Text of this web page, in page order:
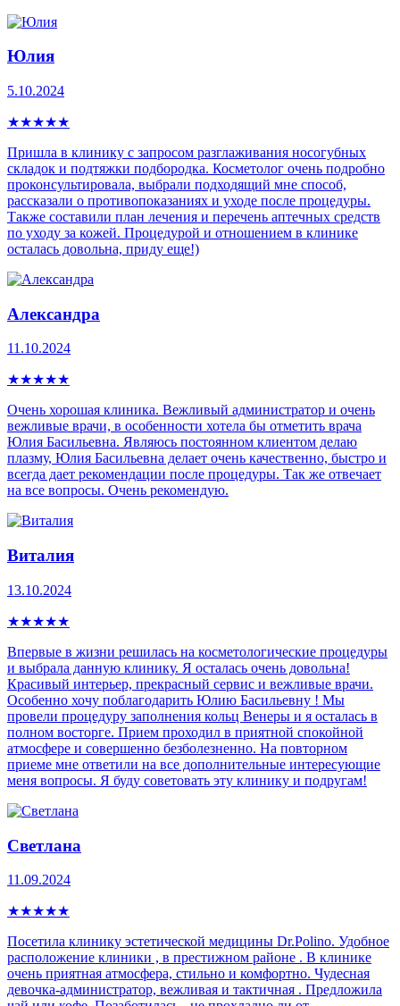
Юлия
5.10.2024
★★★★★
Пришла в клинику с запросом разглаживания носогубных
складок и подтяжки подбородка. Косметолог очень подробно
проконсультировала, выбрали подходящий мне способ,
рассказали о противопоказаниях и уходе после процедуры.
Также составили план лечения и перечень аптечных средств
по уходу за кожей. Процедурой и отношением в клинике
осталась довольна, приду еще!)
Александра
11.10.2024
★★★★★
Очень хорошая клиника. Вежливый администратор и очень
вежливые врачи, в особенности хотела бы отметить врача
Юлия Басильевна. Являюсь постоянном клиентом делаю
плазму, Юлия Басильевна делает очень качественно, быстро и
всегда дает рекомендации после процедуры. Так же отвечает
на все вопросы. Очень рекомендую.
Виталия
13.10.2024
★★★★★
Впервые в жизни решилась на косметологические процедуры
и выбрала данную клинику. Я осталась очень довольна!
Красивый интерьер, прекрасный сервис и вежливые врачи.
Особенно хочу поблагодарить Юлию Басильевну ! Мы
провели процедуру заполнения кольц Венеры и я осталась в
полном восторге. Прием проходил в приятной спокойной
атмосфере и совершенно безболезненно. На повторном
приеме мне ответили на все дополнительные интересующие
меня вопросы. Я буду советовать эту клинику и подругам!
Светлана
11.09.2024
★★★★★
Посетила клинику эстетической медицины Dr.Polino. Удобное
расположение клиники , в престижном районе . В клинике
очень приятная атмосфера, стильно и комфортно. Чудесная
девочка-администратор, вежливая и тактичная . Предложила